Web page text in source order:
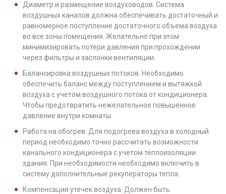
Диаметр и размещение воздуховодов. Система
воздушных каналов должна обеспечивать достаточный и
равномерное поступление достаточного объема воздуха
во все зоны помещения. Желательно при этом
минимизировать потери давления при прохождении
через фильтры и заслонки вентиляции.
Балансировка воздушных потоков. Необходимо
обеспечить баланс между поступлением и вытяжкой
воздуха с учетом воздушного потока от кондиционера.
Чтобы предотвратить нежелательное повышенное
давление внутри комнаты.
Работа на обогрев. Для подогрева воздуха в холодный
период необходимо точно рассчитать возможности
канального кондиционера с учетом теплоизоляции
здания. При необходимости необходимо включить в
систему дополнительные рекуператоры тепла.
Компенсация утечек воздуха. Должен быть